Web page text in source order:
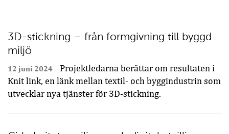
3D-stickning – från formgivning till byggd
miljö
12 juni 2024
Projektledarna berättar om resultaten i
Knit link, en länk mellan textil- och byggindustrin som
utvecklar nya tjänster för 3D-stickning.